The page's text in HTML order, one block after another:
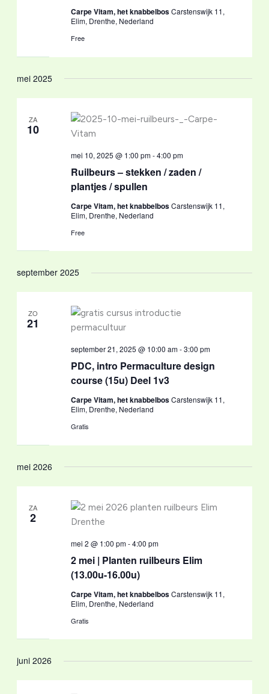
Carpe Vitam, het knabbelbosCarstenswijk 11,
Elim, Drenthe, Nederland
Free
mei 2025
ZA
10
Ruilbeurs – stekken / zaden /
plantjes / spullen
mei 10, 2025 @ 1:00 pm-4:00 pm
Carpe Vitam, het knabbelbosCarstenswijk 11,
Elim, Drenthe, Nederland
Free
september 2025
ZO
21
PDC, intro Permaculture design
course (15u) Deel 1v3
september 21, 2025 @ 10:00 am-3:00 pm
Carpe Vitam, het knabbelbosCarstenswijk 11,
Elim, Drenthe, Nederland
Gratis
mei 2026
ZA
2
2 mei | Planten ruilbeurs Elim
(13.00u-16.00u)
mei 2 @ 1:00 pm-4:00 pm
Carpe Vitam, het knabbelbosCarstenswijk 11,
Elim, Drenthe, Nederland
Gratis
juni 2026